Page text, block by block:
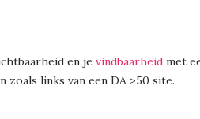
en je vindbaarheid met
links van een DA >50 site.